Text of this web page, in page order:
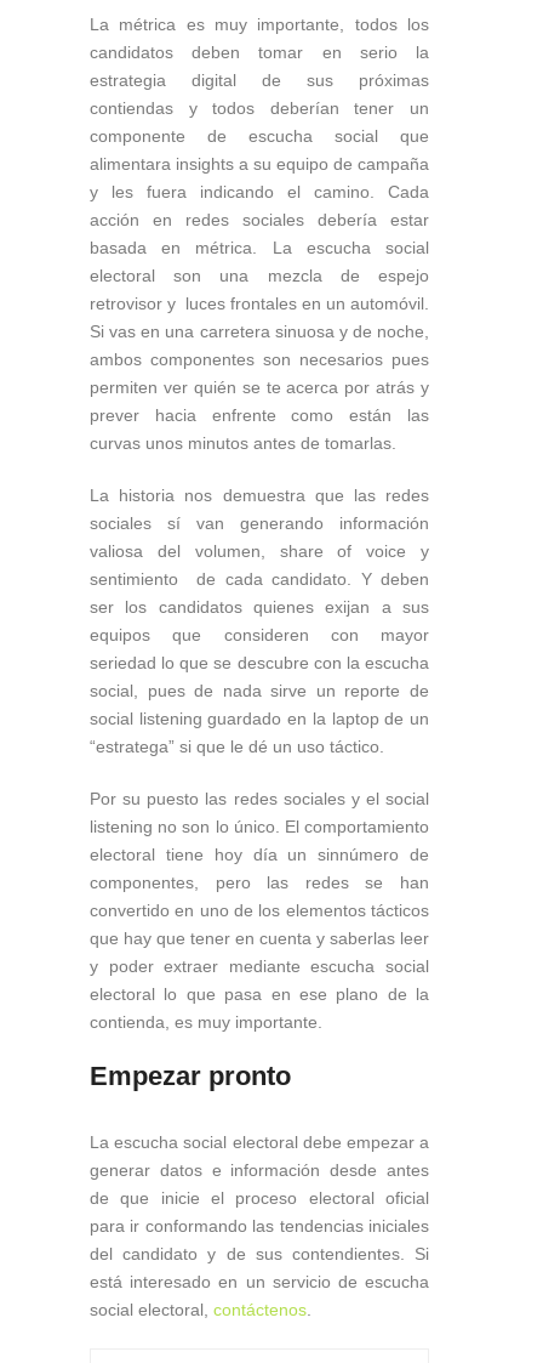
La métrica es muy importante, todos los
candidatos deben tomar en serio la
estrategia digital de sus próximas
contiendas y todos deberían tener un
componente de escucha social que
alimentara insights a su equipo de campaña
y les fuera indicando el camino. Cada
acción en redes sociales debería estar
basada en métrica. La escucha social
electoral son una mezcla de espejo
retrovisor y luces frontales en un automóvil.
Si vas en una carretera sinuosa y de noche,
ambos componentes son necesarios pues
permiten ver quién se te acerca por atrás y
prever hacia enfrente como están las
curvas unos minutos antes de tomarlas.
La historia nos demuestra que las redes
sociales sí van generando información
valiosa del volumen, share of voice y
sentimiento de cada candidato. Y deben
ser los candidatos quienes exijan a sus
equipos que consideren con mayor
seriedad lo que se descubre con la escucha
social, pues de nada sirve un reporte de
social listening guardado en la laptop de un
“estratega” si que le dé un uso táctico.
Por su puesto las redes sociales y el social
listening no son lo único. El comportamiento
electoral tiene hoy día un sinnúmero de
componentes, pero las redes se han
convertido en uno de los elementos tácticos
que hay que tener en cuenta y saberlas leer
y poder extraer mediante escucha social
electoral lo que pasa en ese plano de la
contienda, es muy importante.
Empezar pronto
La escucha social electoral debe empezar a
generar datos e información desde antes
de que inicie el proceso electoral oficial
para ir conformando las tendencias iniciales
del candidato y de sus contendientes. Si
está interesado en un servicio de escucha
social electoral, contáctenos